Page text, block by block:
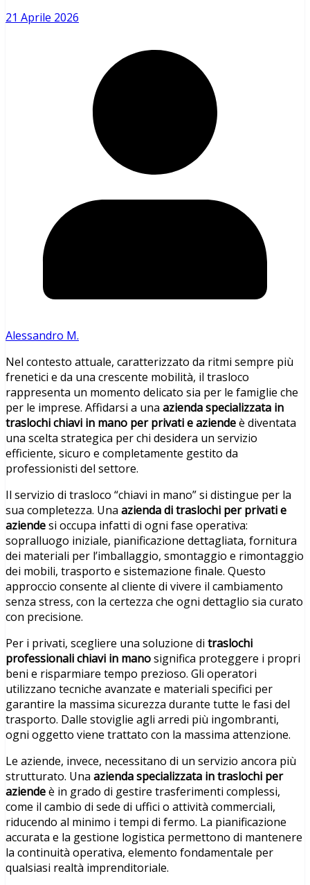
21 Aprile 2026
Alessandro M.
Nel contesto attuale, caratterizzato da ritmi sempre più
frenetici e da una crescente mobilità, il trasloco
rappresenta un momento delicato sia per le famiglie che
per le imprese. Affidarsi a una azienda specializzata in
traslochi chiavi in mano per privati e aziendeè diventata
una scelta strategica per chi desidera un servizio
efficiente, sicuro e completamente gestito da
professionisti del settore.
Il servizio di trasloco “chiavi in mano” si distingue per la
sua completezza. Una azienda di traslochi per privati e
aziendesi occupa infatti di ogni fase operativa:
sopralluogo iniziale, pianificazione dettagliata, fornitura
dei materiali per l’imballaggio, smontaggio e rimontaggio
dei mobili, trasporto e sistemazione finale. Questo
approccio consente al cliente di vivere il cambiamento
senza stress, con la certezza che ogni dettaglio sia curato
con precisione.
Per i privati, scegliere una soluzione di traslochi
professionali chiavi in manosignifica proteggere i propri
beni e risparmiare tempo prezioso. Gli operatori
utilizzano tecniche avanzate e materiali specifici per
garantire la massima sicurezza durante tutte le fasi del
trasporto. Dalle stoviglie agli arredi più ingombranti,
ogni oggetto viene trattato con la massima attenzione.
Le aziende, invece, necessitano di un servizio ancora più
strutturato. Una azienda specializzata in traslochi per
aziendeè in grado di gestire trasferimenti complessi,
come il cambio di sede di uffici o attività commerciali,
riducendo al minimo i tempi di fermo. La pianificazione
accurata e la gestione logistica permettono di mantenere
la continuità operativa, elemento fondamentale per
qualsiasi realtà imprenditoriale.